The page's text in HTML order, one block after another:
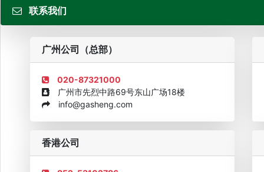
企业诚信AAAAA奖牌2015 欧美澳最具价值品牌移民机构
联系我们
广州公司（总部）
020-87321000
广州市先烈中路69号东山广场18楼
info@gasheng.com
香港公司